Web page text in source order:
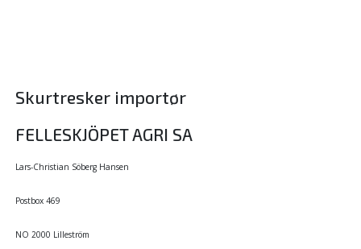
Skurtresker importør
FELLESKJÖPET AGRI SA
Lars-Christian Söberg Hansen
Postbox 469
NO 2000 Lilleström